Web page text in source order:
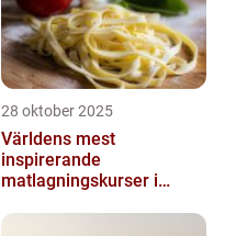
28 oktober 2025
Världens mest
inspirerande
matlagningskurser i